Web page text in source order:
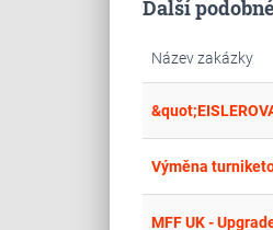
Další
Název zakázky
Výměna
MFF UK -